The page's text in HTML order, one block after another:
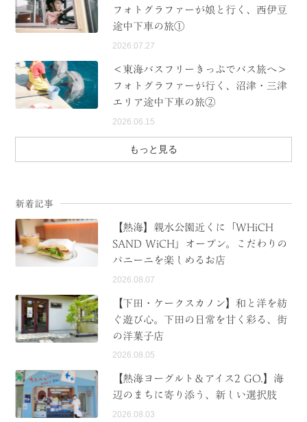
フォトグラファーが娘と行く、西伊豆
途中下車の旅①
2026.07.27
＜東海バスフリーきっぷでバス旅へ＞
フォトグラファーが行く、沼津・三津
エリア途中下車の旅②
2026.06.15
もっと見る
新着記事
【熱海】親水公園近くに「WHiCH
SAND WiCH」オープン。こだわりの
パニーニを楽しめるお店
2026.08.07
【下田・ケークスカノン】和と洋を紡
ぐ遊び心。下田の日常を甘く彩る、街
の洋菓子店
2026.08.05
【熱海ヨーグルト＆アイス2 GO.】海
辺のまちに寄り添う、新しい選択肢
2026.08.03